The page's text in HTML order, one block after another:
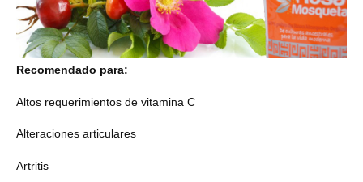
Recomendado para:
Altos requerimientos de vitamina C
Alteraciones articulares
Artritis